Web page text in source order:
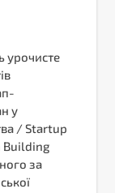
урочисте
у
/ Startup
Building
за